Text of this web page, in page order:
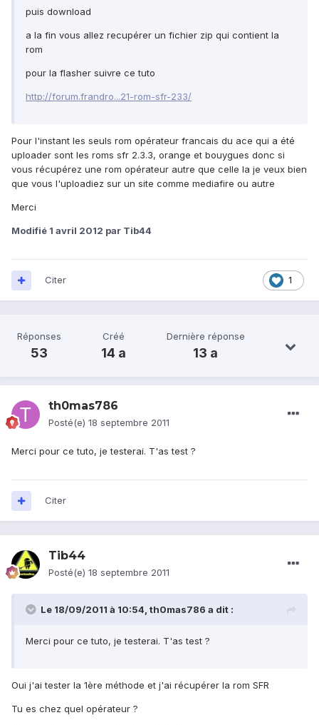
puis download
a la fin vous allez recupérer un fichier zip qui contient la
rom
pour la flasher suivre ce tuto
http://forum.frandro...21-rom-sfr-233/
Pour l'instant les seuls rom opérateur francais du ace qui a été
uploader sont les roms sfr 2.3.3, orange et bouygues donc si
vous récupérez une rom opérateur autre que celle la je veux bien
que vous l'uploadiez sur un site comme mediafire ou autre
Merci
Modifié 1 avril 2012 par Tib44
1
Citer
Réponses
53
Créé
14 a
Dernière réponse
13 a
th0mas786
Posté(e) 18 septembre 2011
Merci pour ce tuto, je testerai. T'as test ?
Citer
Tib44
Posté(e) 18 septembre 2011
Le 18/09/2011 à 10:54, th0mas786 a dit :
Merci pour ce tuto, je testerai. T'as test ?
Oui j'ai tester la 1ère méthode et j'ai récupérer la rom SFR
Tu es chez quel opérateur ?